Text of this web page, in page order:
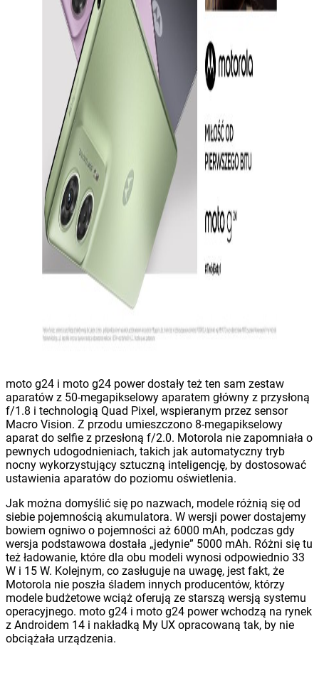
moto g24 i moto g24 power dostały też ten sam zestaw
aparatów z 50-megapikselowy aparatem główny z przysłoną
f/1.8 i technologią Quad Pixel, wspieranym przez sensor
Macro Vision. Z przodu umieszczono 8-megapikselowy
aparat do selfie z przesłoną f/2.0. Motorola nie zapomniała o
pewnych udogodnieniach, takich jak automatyczny tryb
nocny wykorzystujący sztuczną inteligencję, by dostosować
ustawienia aparatów do poziomu oświetlenia.
Jak można domyślić się po nazwach, modele różnią się od
siebie pojemnością akumulatora. W wersji power dostajemy
bowiem ogniwo o pojemności aż 6000 mAh, podczas gdy
wersja podstawowa dostała „jedynie” 5000 mAh. Różni się tu
też ładowanie, które dla obu modeli wynosi odpowiednio 33
W i 15 W. Kolejnym, co zasługuje na uwagę, jest fakt, że
Motorola nie poszła śladem innych producentów, którzy
modele budżetowe wciąż oferują ze starszą wersją systemu
operacyjnego. moto g24 i moto g24 power wchodzą na rynek
z Androidem 14 i nakładką My UX opracowaną tak, by nie
obciążała urządzenia.